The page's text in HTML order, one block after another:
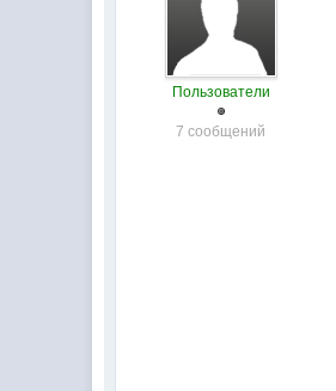
Пользователи
7 сообщений